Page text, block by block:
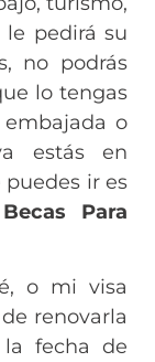
le pedirá su
no podrás
lo tengas
o
estás en
ir es
Becas Para
o mi visa
renovarla
fecha de